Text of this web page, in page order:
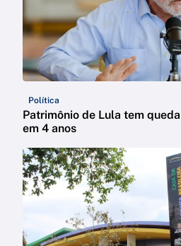
Política
Patrimônio de Lula tem
em 4 anos